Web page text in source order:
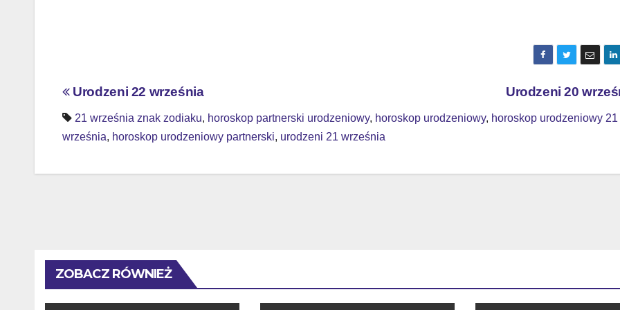
Nawigacja
wpisu
Urodzeni 20
Urodzeni 22 września
21 września znak zodiaku, horoskop partnerski urodzeniowy, horoskop urodzeniowy, horoskop urodzeniowy 21
września, horoskop urodzeniowy partnerski, urodzeni 21 września
ZOBACZ RÓWNIEŻ